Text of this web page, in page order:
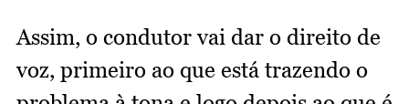
Assim, o condutor vai dar o direito de
voz, primeiro ao que está trazendo o